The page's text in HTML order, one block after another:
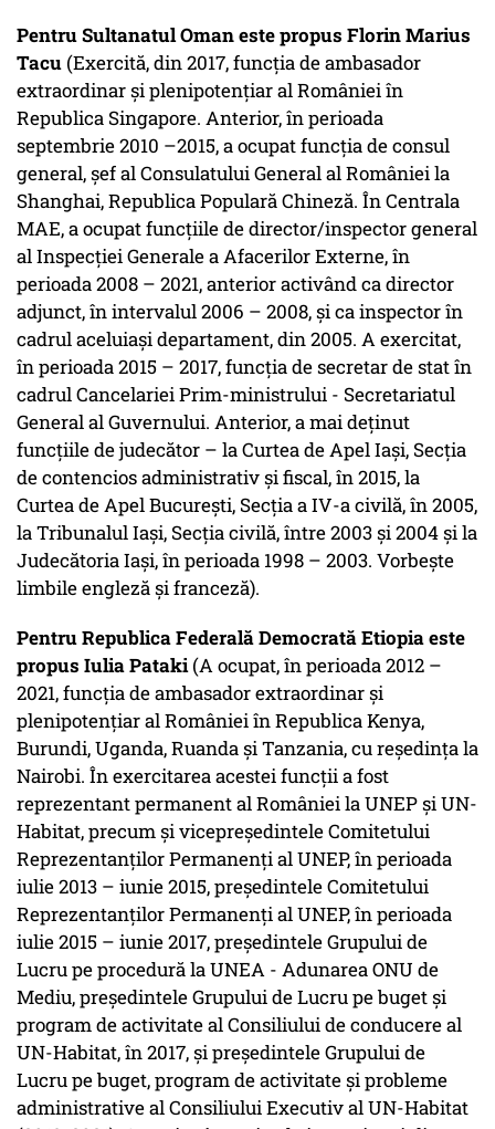
Pentru Sultanatul Oman este propus Florin Marius
Tacu (Exercită, din 2017, funcția de ambasador
extraordinar și plenipotențiar al României în
Republica Singapore. Anterior, în perioada
septembrie 2010 –2015, a ocupat funcția de consul
general, șef al Consulatului General al României la
Shanghai, Republica Populară Chineză. În Centrala
MAE, a ocupat funcțiile de director/inspector general
al Inspecției Generale a Afacerilor Externe, în
perioada 2008 – 2021, anterior activând ca director
adjunct, în intervalul 2006 – 2008, și ca inspector în
cadrul aceluiași departament, din 2005. A exercitat,
în perioada 2015 – 2017, funcția de secretar de stat în
cadrul Cancelariei Prim-ministrului - Secretariatul
General al Guvernului. Anterior, a mai deținut
funcțiile de judecător – la Curtea de Apel Iași, Secția
de contencios administrativ și fiscal, în 2015, la
Curtea de Apel București, Secția a IV-a civilă, în 2005,
la Tribunalul Iași, Secția civilă, între 2003 și 2004 și la
Judecătoria Iași, în perioada 1998 – 2003. Vorbește
limbile engleză și franceză).
Pentru Republica Federală Democrată Etiopia este
propus Iulia Pataki(A ocupat, în perioada 2012 –
2021, funcția de ambasador extraordinar și
plenipotențiar al României în Republica Kenya,
Burundi, Uganda, Ruanda și Tanzania, cu reședința la
Nairobi. În exercitarea acestei funcții a fost
reprezentant permanent al României la UNEP și UN-
Habitat, precum și vicepreședintele Comitetului
Reprezentanților Permanenți al UNEP, în perioada
iulie 2013 – iunie 2015, președintele Comitetului
Reprezentanților Permanenți al UNEP, în perioada
iulie 2015 – iunie 2017, președintele Grupului de
Lucru pe procedură la UNEA - Adunarea ONU de
Mediu, președintele Grupului de Lucru pe buget și
program de activitate al Consiliului de conducere al
UN-Habitat, în 2017, și președintele Grupului de
Lucru pe buget, program de activitate și probleme
administrative al Consiliului Executiv al UN-Habitat